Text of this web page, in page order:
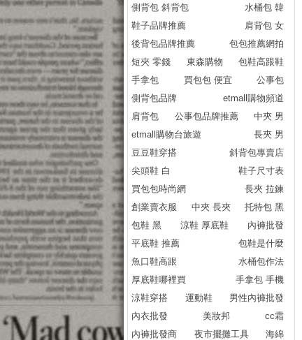
側背包 斜背包
水桶包 韓
鞋子品牌推薦
肩背包 女
後背包品牌推薦
包包推薦網拍
短夾 零錢
東森購物
包鞋高跟鞋
手拿包
買包包 便宜
公事包
側背包品牌
etmall購物頻道
肩背包
公事包品牌推薦
中夾 男
etmall購物台旅遊
長夾 男
豆豆鞋穿搭
斜背包專賣店
尖頭鞋 白
鞋子尺寸表
買包包時尚網
長夾 拉鍊
創業賣衣服
中夾 長夾
托特包 黑
包鞋 黑
涼鞋 厚底鞋
內褲批發
平底鞋 推薦
包鞋是什麼
魚口鞋高跟
水桶包作法
厚底鞋哪裡買
手拿包 手機
涼鞋穿搭
運動鞋
男性內褲批發
內衣批發
美妝邦
cc霜
內褲批發商
夜市擺攤工具
海綿